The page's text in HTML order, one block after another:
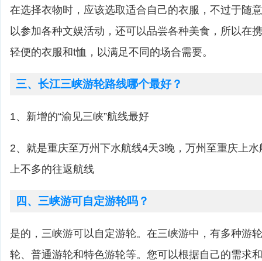
在选择衣物时，应该选取适合自己的衣服，不过于随
以参加各种文娱活动，还可以品尝各种美食，所以在
轻便的衣服和t恤，以满足不同的场合需要。
三、长江三峡游轮路线哪个最好？
1、新增的“渝见三峡”航线最好
2、就是重庆至万州下水航线4天3晚，万州至重庆上
上不多的往返航线
四、三峡游可自定游轮吗？
是的，三峡游可以自定游轮。在三峡游中，有多种游
轮、普通游轮和特色游轮等。您可以根据自己的需求